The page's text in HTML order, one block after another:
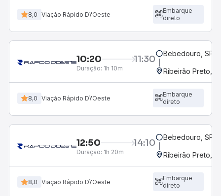
8,0 Viação Rápido D\'Oeste
Embarque
direto
10:20 11:30
Duração: 1h 10m
Bebedouro, SP -
Ribeirão Preto,
8,0 Viação Rápido D\'Oeste
Embarque
direto
12:50 14:10
Duração: 1h 20m
Bebedouro, SP -
Ribeirão Preto,
8,0 Viação Rápido D\'Oeste
Embarque
direto